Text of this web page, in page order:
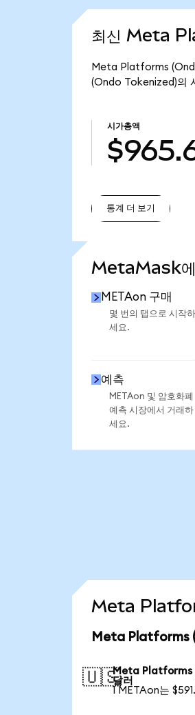
최신 Meta
Meta Platforms
(Ondo Tokenized)의
시가총액
통계 더 보기
MetaMask에
METAon 구매
몇 번의 탭으로 시작하
세요.
예측
METAon 및 암호화폐
예측 시장에서 거래하
세요.
Meta
Meta Platforms
🇺🇸Meta Platforms
달러
1 METAon는